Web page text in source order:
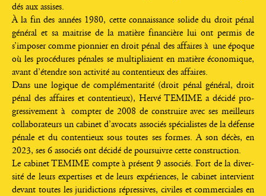
dés aux assises.
À la fin des années 1980, cette connais­sance solide du droit pénal
géné­ral et sa mai­trise de la matière finan­cière lui ont per­mis de
s’imposer comme pion­nier en droit pénal des affaires à une époque
où les pro­cé­dures pénales se mul­ti­pliaient en matière éco­no­mique,
avant d’étendre son acti­vi­té au conten­tieux des affaires.
Dans une logique de com­plé­men­ta­ri­té (droit pénal géné­ral, droit
pénal des affaires et conten­tieux), Her­vé TEMIME a déci­dé pro­
gres­si­ve­ment à comp­ter de 2008 de construire avec ses meilleurs
col­la­bo­ra­teurs un cabi­net d’avocats asso­ciés spé­cia­listes de la défense
pénale et du conten­tieux sous toutes ses formes. A son décès, en
2023, ses 6 asso­ciés ont déci­dé de pour­suivre cette construction.
Le cabi­net TEMIME compte à pré­sent 9 asso­ciés. Fort de la diver­
si­té de leurs exper­tises et de leurs expé­riences, le cabi­net inter­vient
devant toutes les juri­dic­tions répres­sives, civiles et com­mer­ciales en